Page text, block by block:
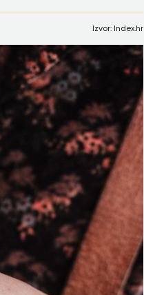
Izvor: Index.hr